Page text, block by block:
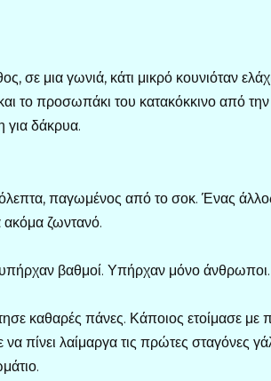
σε μια γωνιά, κάτι μικρό κουνιόταν
το προσωπάκι του κατακόκκινο από την
για δάκρυα.
παγωμένος από το σοκ. Ένας
ζωντανό.
υπήρχαν βαθμοί. Υπήρχαν μόνο άνθρωποι.
καθαρές πάνες. Κάποιος ετοίμασε με
πίνει λαίμαργα τις πρώτες σταγόνες